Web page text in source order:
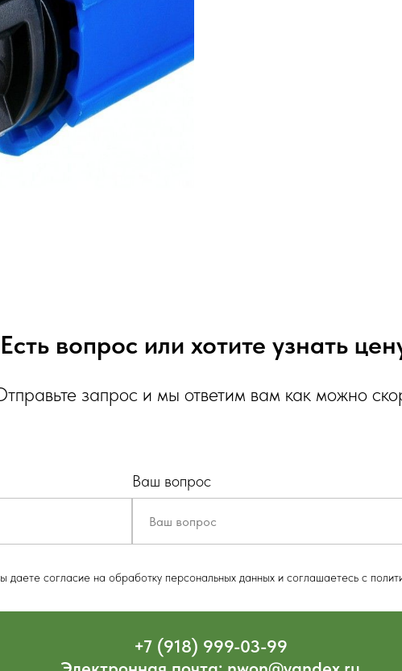
Есть вопрос или хотите узнать
запрос и мы ответим вам как можно
Ваш вопрос
даете согласие на обработку персональных данных и соглашаетесь c
+7 (918) 999-03-99